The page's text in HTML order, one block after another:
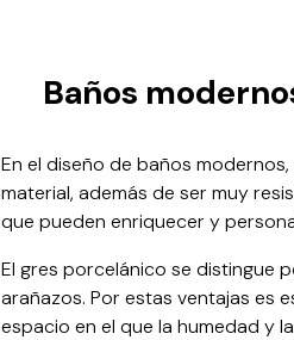
Baños
En el diseño de baños
material, además de ser muy
que pueden enriquecer y
El gres porcelánico se distingue
arañazos. Por estas ventajas es
espacio en el que la humedad y